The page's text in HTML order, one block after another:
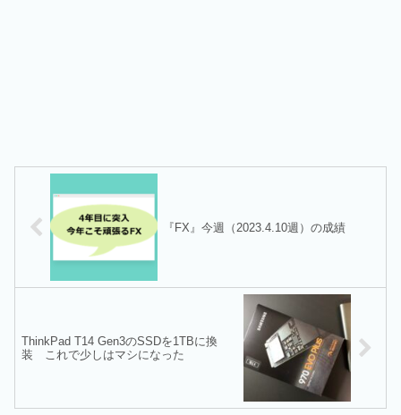
『FX』今週（2023.4.10週）の成績
ThinkPad T14 Gen3のSSDを1TBに換
装 これで少しはマシになった